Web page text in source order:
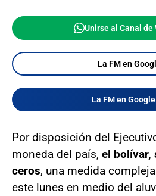
Unirse al Canal de
La FM en
La FM en
Por disposición del
moneda del país, el bolívar,
ceros, una medida
este lunes en medio del